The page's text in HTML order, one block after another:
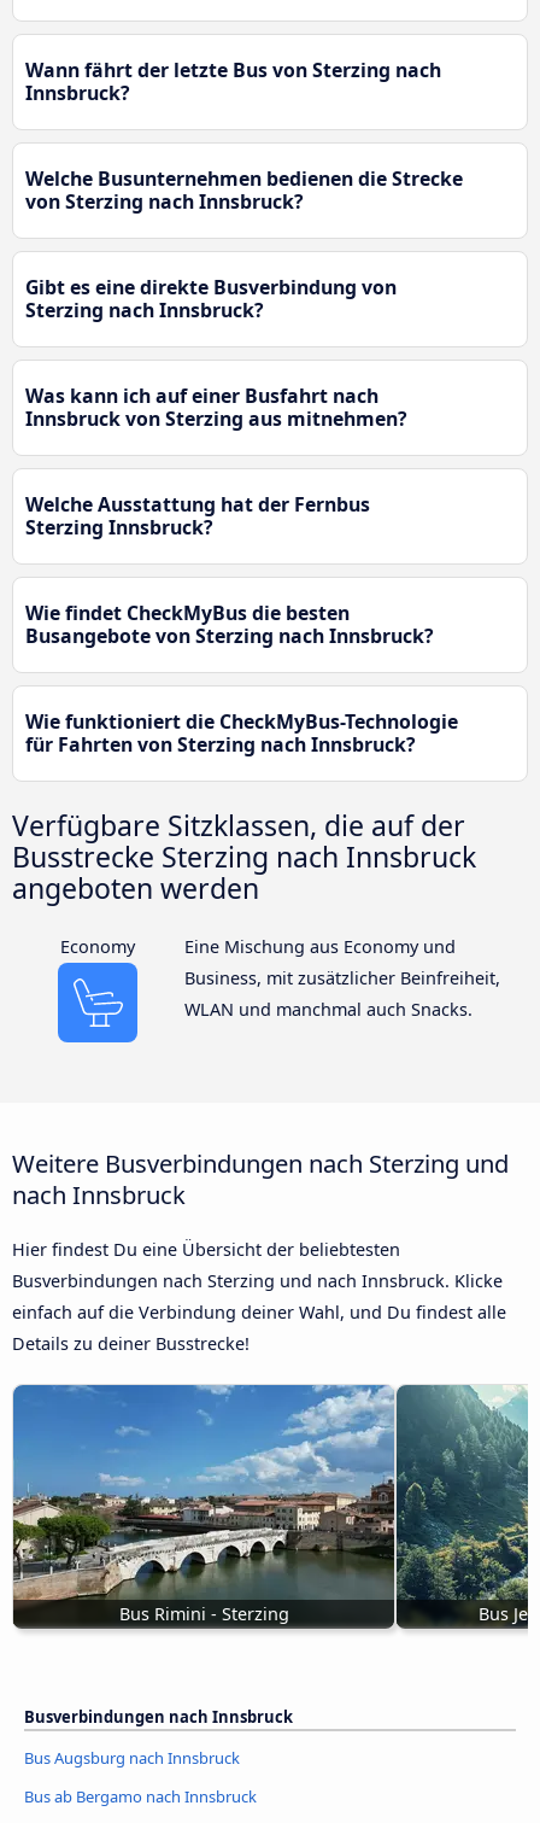
Wann fährt der letzte Bus von Sterzing nach
Innsbruck?
Welche Busunternehmen bedienen die Strecke
von Sterzing nach Innsbruck?
Gibt es eine direkte Busverbindung von
Sterzing nach Innsbruck?
Was kann ich auf einer Busfahrt nach
Innsbruck von Sterzing aus mitnehmen?
Welche Ausstattung hat der Fernbus
Sterzing Innsbruck?
Wie findet CheckMyBus die besten
Busangebote von Sterzing nach Innsbruck?
Wie funktioniert die CheckMyBus-Technologie
für Fahrten von Sterzing nach Innsbruck?
Verfügbare Sitzklassen, die auf der
Busstrecke Sterzing nach Innsbruck
angeboten werden
Economy
Eine Mischung aus Economy und
Business, mit zusätzlicher Beinfreiheit,
WLAN und manchmal auch Snacks.
Weitere Busverbindungen nach Sterzing und
nach Innsbruck
Hier findest Du eine Übersicht der beliebtesten
Busverbindungen nach Sterzing und nach Innsbruck. Klicke
einfach auf die Verbindung deiner Wahl, und Du findest alle
Details zu deiner Busstrecke!
Bus Rimini - Sterzing Bus
Busverbindungen nach Innsbruck
Bus Augsburg nach Innsbruck
Bus ab Bergamo nach Innsbruck